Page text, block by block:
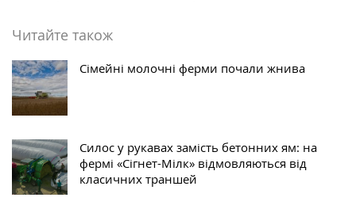
Читайте також
Сімейні молочні ферми почали жнива
Силос у рукавах замість бетонних ям: на
фермі «Сігнет-Мілк» відмовляються від
класичних траншей